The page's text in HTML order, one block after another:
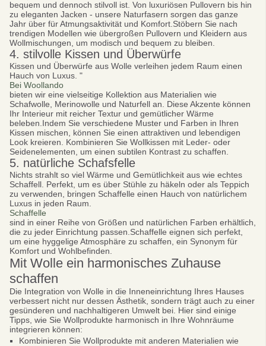
Sei schlau
10% SPAREN
Abonnieren
bequem und dennoch stilvoll ist. Von luxuriösen Pullovern bis hin
zu eleganten Jacken - unsere Naturfasern sorgen das ganze
Jahr über für Atmungsaktivität und Komfort.Stöbern Sie nach
trendigen Modellen wie übergroßen Pullovern und Kleidern aus
Wollmischungen, um modisch und bequem zu bleiben.
4. stilvolle Kissen und Überwürfe
Kissen und Überwürfe aus Wolle verleihen jedem Raum einen
Hauch von Luxus. "
Bei Woollando
bieten wir eine vielseitige Kollektion aus Materialien wie
Schafwolle, Merinowolle und Naturfell an. Diese Akzente können
Ihr Interieur mit reicher Textur und gemütlicher Wärme
beleben.Indem Sie verschiedene Muster und Farben in Ihren
Kissen mischen, können Sie einen attraktiven und lebendigen
Look kreieren. Kombinieren Sie Wollkissen mit Leder- oder
Seidenelementen, um einen subtilen Kontrast zu schaffen.
5. natürliche Schafsfelle
Nichts strahlt so viel Wärme und Gemütlichkeit aus wie echtes
Schaffell. Perfekt, um es über Stühle zu häkeln oder als Teppich
zu verwenden, bringen Schaffelle einen Hauch von natürlichem
Luxus in jeden Raum.
Schaffelle
sind in einer Reihe von Größen und natürlichen Farben erhältlich,
die zu jeder Einrichtung passen.Schaffelle eignen sich perfekt,
um eine hyggelige Atmosphäre zu schaffen, ein Synonym für
Komfort und Wohlbefinden.
Mit Wolle ein harmonisches Zuhause
schaffen
Die Integration von Wolle in die Inneneinrichtung Ihres Hauses
verbessert nicht nur dessen Ästhetik, sondern trägt auch zu einer
gesünderen und nachhaltigeren Umwelt bei. Hier sind einige
Tipps, wie Sie Wollprodukte harmonisch in Ihre Wohnräume
integrieren können:
Kombinieren Sie Wollprodukte mit anderen Materialien wie